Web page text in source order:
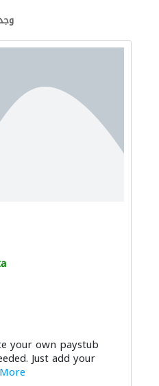
وجدنا 1 شركات
your own paystub
Just add your